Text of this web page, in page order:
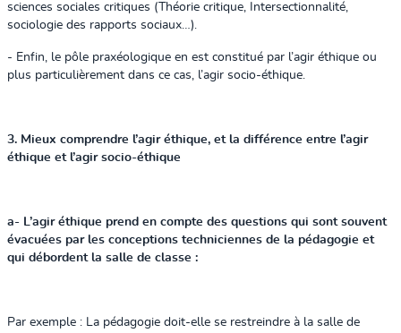
sciences sociales critiques (Théorie critique, Intersectionnalité,
sociologie des rapports sociaux…).
- Enfin, le pôle praxéologique en est constitué par l’agir éthique ou
plus particulièrement dans ce cas, l’agir socio-éthique.
3. Mieux comprendre l’agir éthique, et la différence entre l’agir
éthique et l’agir socio-éthique
a- L’agir éthique prend en compte des questions qui sont souvent
évacuées par les conceptions techniciennes de la pédagogie et
qui débordent la salle de classe :
Par exemple : La pédagogie doit-elle se restreindre à la salle de